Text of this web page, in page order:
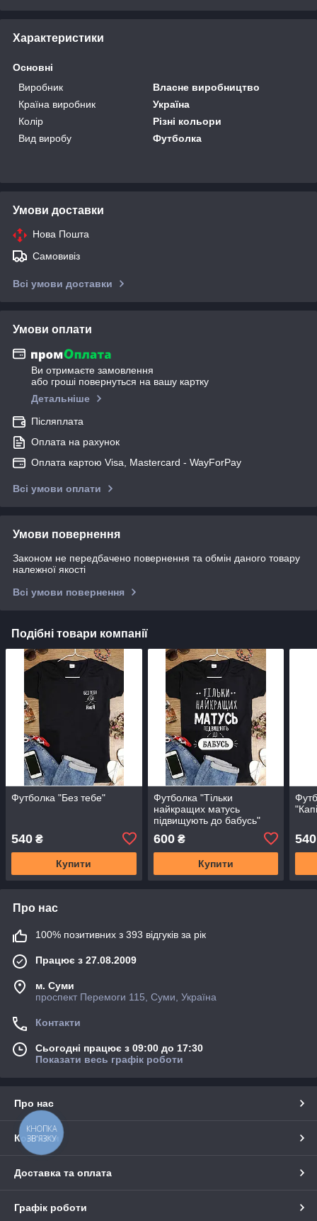
Характеристики
Основні
Виробник
Власне виробництво
Країна виробник
Україна
Колір
Різні кольори
Вид виробу
Футболка
Умови доставки
Нова Пошта
Самовивіз
Всі умови доставки
Умови оплати
Ви отримаєте замовлення
або гроші повернуться на вашу картку
Детальніше
Післяплата
Оплата на рахунок
Оплата картою Visa, Mastercard - WayForPay
Всі умови оплати
Умови повернення
Законом не передбачено повернення та обмін даного товару
належної якості
Всі умови повернення
Подібні товари компанії
Футболка "Без тебе"
540 ₴
Купити
Футболка "Тільки
найкращих матусь
підвищують до бабусь"
600₴
Купити
540
Про нас
100% позитивних з 393 відгуків за рік
Працює з 27.08.2009
м. Суми
проспект Перемоги 115, Суми, Україна
Контакти
Сьогодні працює з 09:00 до 17:30
Показати весь графік роботи
Про нас
Контакти
Доставка та оплата
Графік роботи
КНОПКА
ЗВ'ЯЗКУ